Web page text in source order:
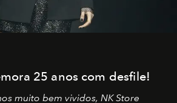
25 anos com desfile!
muito bem vividos, NK Store